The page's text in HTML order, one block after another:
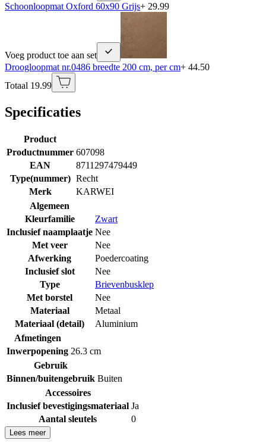
Schoonloopmat Oxford 60x90 Grijs+ 29.99
Voeg product toe aan set
Droogloopmat nr.0486 breedte 200 cm, per cm+ 44.50
Totaal 19.99
Specificaties
Product
Productnummer 607098
EAN
8711297479449
Type(nummer) Recht
Merk
KARWEI
Algemeen
Kleurfamilie
Zwart
Inclusief naamplaatje Nee
Met veer
Nee
Afwerking
Poedercoating
Inclusief slot
Nee
Type
Brievenbusklep
Met borstel
Nee
Materiaal
Metaal
Materiaal (detail)
Aluminium
Afmetingen
Inwerpopening 26.3 cm
Gebruik
Binnen/buitengebruik Buiten
Accessoires
Inclusief bevestigingsmateriaal Ja
Aantal sleutels
0
Lees meer